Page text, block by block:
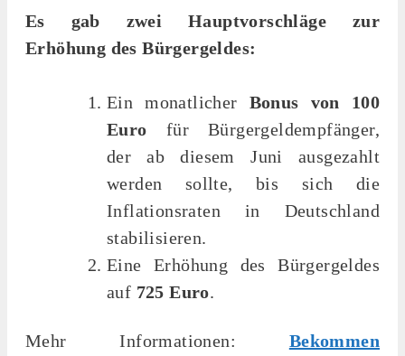
Es gab zwei Hauptvorschläge zur
Erhöhung des Bürgergeldes:
Ein monatlicher Bonus von 100
Euro für Bürgergeldempfänger,
der ab diesem Juni ausgezahlt
werden sollte, bis sich die
Inflationsraten in Deutschland
stabilisieren.
Eine Erhöhung des Bürgergeldes
auf 725 Euro.
Mehr Informationen: Bekommen